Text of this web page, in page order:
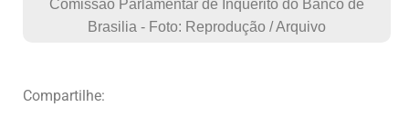
Comissao Parlamentar de Inquerito do Banco de
Brasilia - Foto: Reprodução / Arquivo
Compartilhe: